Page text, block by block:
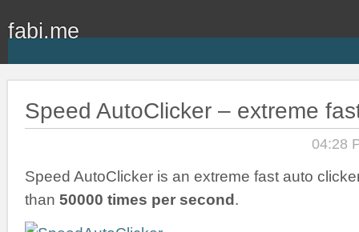
fabi.me
Speed AutoClicker – extreme
04:28
Speed AutoClicker is an extreme fast auto
than 50000 times per second.